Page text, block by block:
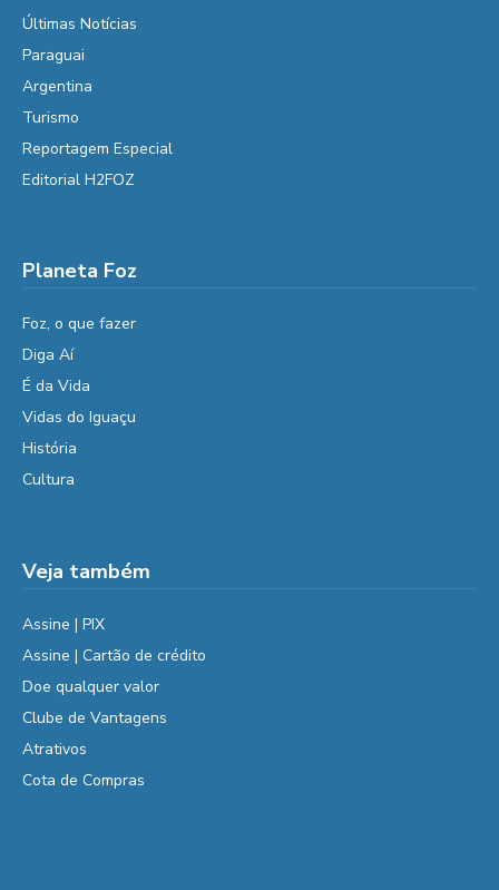
Últimas Notícias
Paraguai
Argentina
Turismo
Reportagem Especial
Editorial H2FOZ
Planeta Foz
Foz, o que fazer
Diga Aí
É da Vida
Vidas do Iguaçu
História
Cultura
Veja também
Assine | PIX
Assine | Cartão de crédito
Doe qualquer valor
Clube de Vantagens
Atrativos
Cota de Compras